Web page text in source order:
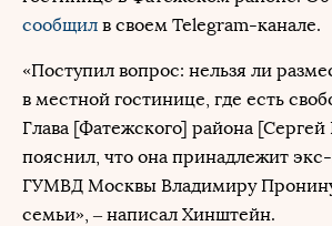
сообщил в своем Telegram-канале.
«Поступил вопрос: нельзя ли
в местной гостинице, где есть
Глава [Фатежского] района [Сергей
пояснил, что она принадлежит
ГУМВД Москвы Владимиру
семьи», – написал Хинштейн.